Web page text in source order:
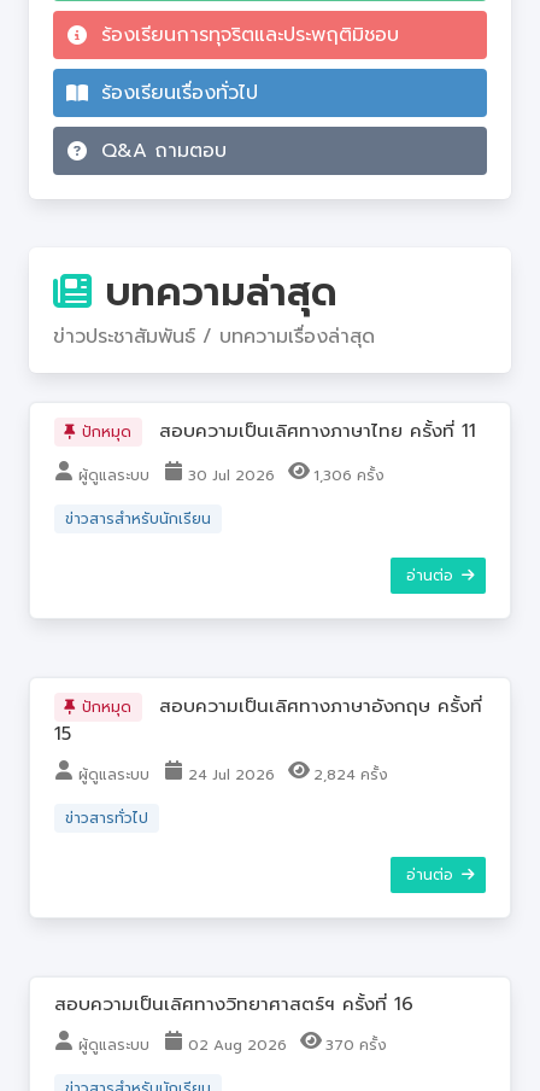
ร้องเรียนการทุจริตและประพฤติมิชอบ
ร้องเรียนเรื่องทั่วไป
Q&A ถามตอบ
บทความล่าสุด
ข่าวประชาสัมพันธ์ / บทความเรื่องล่าสุด
ปักหมุด สอบความเป็นเลิศทางภาษาไทย ครั้งที่ 11
ผู้ดูแลระบบ 30 Jul 2026
1,306 ครั้ง
ข่าวสารสำหรับนักเรียน
อ่านต่อ
ปักหมุด
สอบความเป็นเลิศทางภาษาอังกฤษ ครั้งที่
15
ผู้ดูแลระบบ 24 Jul 2026
2,824 ครั้ง
ข่าวสารทั่วไป
อ่านต่อ
สอบความเป็นเลิศทางวิทยาศาสตร์ฯ ครั้งที่ 16
ผู้ดูแลระบบ 02 Aug 2026
370 ครั้ง